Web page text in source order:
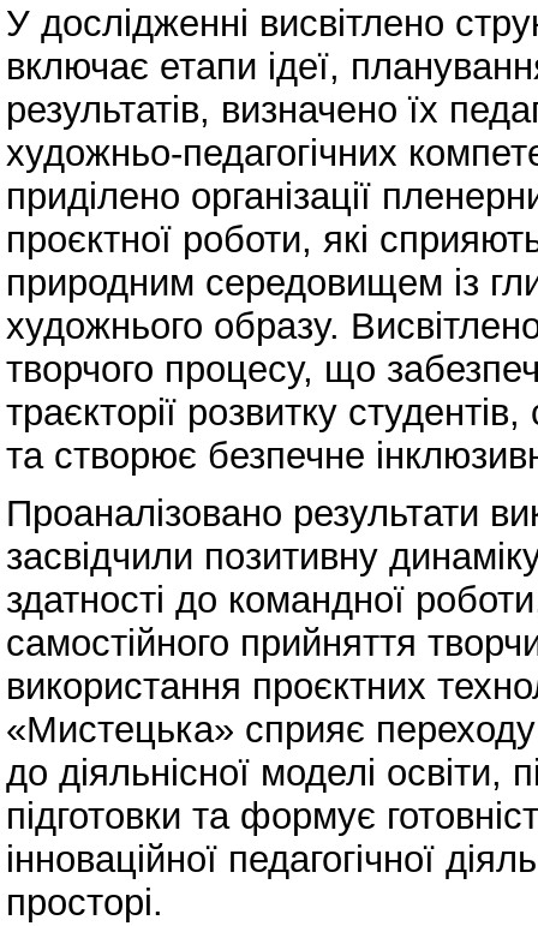
У дослідженні висвітлено
включає етапи ідеї,
результатів, визначено їх
художньо-педагогічних
приділено організації
проєктної роботи, які
природним середовищем із
художнього образу.
творчого процесу, що
траєкторії розвитку
та створює безпечне
Проаналізовано результати
засвідчили позитивну
здатності до командної
самостійного прийняття
використання проєктних
«Мистецька» сприяє
до діяльнісної моделі
підготовки та формує
інноваційної педагогічної
просторі.